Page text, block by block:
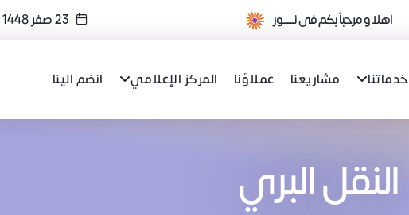
اهلا و مرحباً بكم فى نـــــــور 23 صفر 1448 هـ
خدماتنا مشاريعنا عملاؤنا المركز الإعلامي انضم الينا
النقل البري